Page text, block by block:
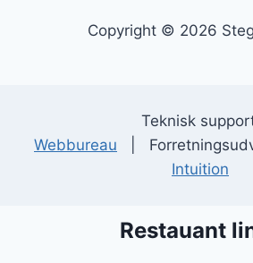
Copyright © 2026
Teknisk
Webbureau |
Intuition
Restauant